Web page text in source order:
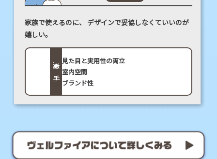
家族で使えるのに、 デザインで妥協しなくていいのが
嬉しい。
決め手
見た目と実用性の両立
室内空間
ブランド性